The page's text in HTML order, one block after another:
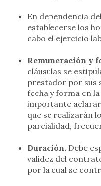
En dependencia
establecerse los
cabo el ejercicio
Remuneración y
cláusulas se
prestador por sus
fecha y forma en
importante aclarar
que se realizarán
parcialidad,
Duración. Debe
validez del
por la cual se